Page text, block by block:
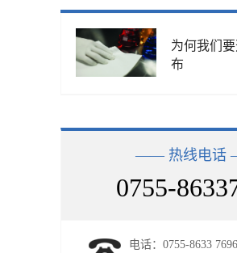
为何我们
布
—— 热线电
0755-
电话：0755-8633 7696